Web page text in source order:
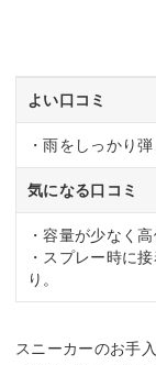
よい口コミ
・雨をしっかり
気になる口コミ
・容量が少なく高
・スプレー時に
り。
スニーカーのお手